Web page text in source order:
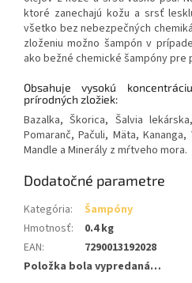
ktoré zanechajú kožu a srsť
všetko bez nebezpečných
zloženiu možno šampón v
ako bežné chemické šampóny pre
Obsahuje vysokú
prírodných zložiek:
Bazalka, Škorica, Šalvia
Pomaranč, Pačuli, Mäta,
Mandle a Minerály z mŕtveho mora.
Dodatočné parametre
Kategória:
Šampóny
Hmotnosť:
0.4 kg
EAN:
7290013192028
Položka bola vypredaná…